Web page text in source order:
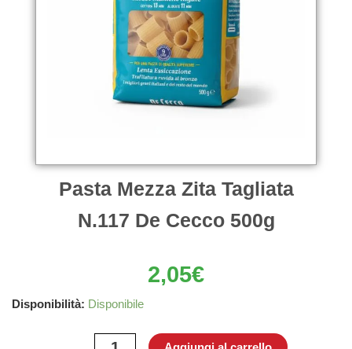
Pasta Mezza Zita Tagliata
N.117 De Cecco 500g
2,05€
Disponibilità: Disponibile
Pasta